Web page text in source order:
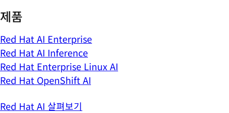
제품
Red Hat AI Enterprise
Red Hat AI Inference
Red Hat Enterprise Linux AI
Red Hat OpenShift AI
Red Hat AI 살펴보기